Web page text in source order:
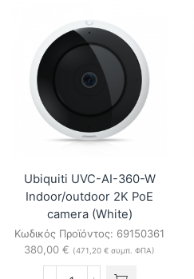
Super
long-
range
Wireless
Gateway
ποσότητα
Ubiquiti UVC-AI-360-W
Indoor/outdoor 2K PoE
camera (White)
Κωδικός Προϊόντος: 69150361
380,00 € (471,20 € συμπ. ΦΠΑ)